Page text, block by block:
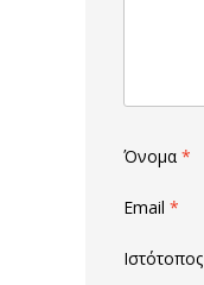
Όνομα *
Email *
Ιστότοπος